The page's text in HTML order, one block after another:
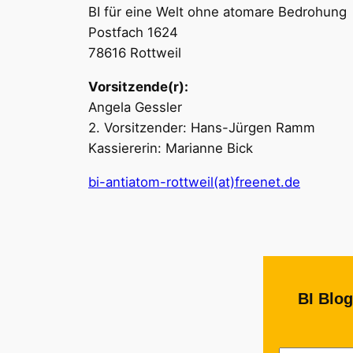
BI für eine Welt ohne atomare Bedrohung
Postfach 1624
78616 Rottweil
Vorsitzende(r):
Angela Gessler
2. Vorsitzender: Hans-Jürgen Ramm
Kassiererin: Marianne Bick
bi-antiatom-rottweil(at)freenet.de
BI